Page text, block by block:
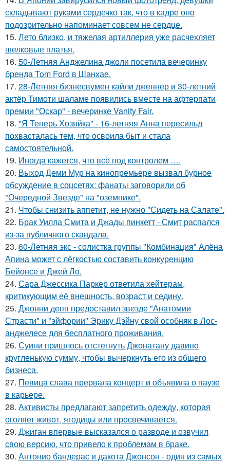
складывают руками сердечко так, что в кадре оно
подозрительно напоминает совсем не сердце.
15. Лето близко, и тяжелая артиллерия уже расчехляет
шелковые платья.
16. 50-Летняя Анджелина джоли посетила вечеринку
бренда Tom Ford в Шанхае.
17. 28-Летняя бизнесвумен кайли дженнер и 30-летний
актёр Тимоти шаламе появились вместе на афтерпати
премии "Оскар" - вечеринке Vanity Fair.
18. "Я Теперь Хозяйка" - 16-летняя Анна пересильд
похвасталась тем, что освоила быт и стала
самостоятельной.
19. Иногда кажется, что всё под контролем ….
20. Выход Деми Мур на кинопремьере вызвал бурное
обсуждение в соцсетях: фанаты заговорили об
"Очередной Звезде" на "оземпике".
21. Чтобы снизить аппетит, не нужно "Сидеть на Салате".
22. Брак Уилла Смита и Джады пинкетт - Смит распался
из-за публичного скандала.
23. 60-Летняя экс - солистка группы "Комбинация" Алёна
Апина может с лёгкостью составить конкуренцию
Бейонсе и Джей Ло.
24. Сара Джессика Паркер ответила хейтерам,
критикующим её внешность, возраст и седину.
25. Джонни депп предоставил звезде "Анатомии
Страсти" и "эйфории" Эрику Дэйну свой особняк в Лос-
анджелесе для бесплатного проживания.
26. Суини пришлось отстегнуть Джонатану давино
кругленькую сумму, чтобы вычеркнуть его из общего
бизнеса.
27. Певица слава прервала концерт и объявила о паузе
в карьере.
28. Активисты предлагают запретить одежду, которая
оголяет живот, ягодицы или просвечивается.
29. Джиган впервые высказался о разводе и озвучил
свою версию, что привело к проблемам в браке.
30. Антонио бандерас и дакота Джонсон - один из самых